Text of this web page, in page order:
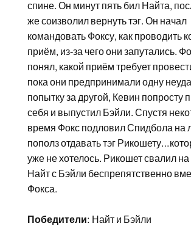
спине. Он минут пять бил Найта,
же соизволил вернуть тэг. Он начал
командовать Фоксу, как проводить
приём, из-за чего они запутались.
понял, какой приём требует
пока они предпринимали одну
попытку за другой, Кевин попросту
себя и выпустил Бэйли. Спустя
время Фокс подловил Спидбола на
пополз отдавать тэг
уже не хотелось. Рикошет свалил
Найт с Бэйли беспрепятственно
Фокса.
Победители: Найт и Бэйли